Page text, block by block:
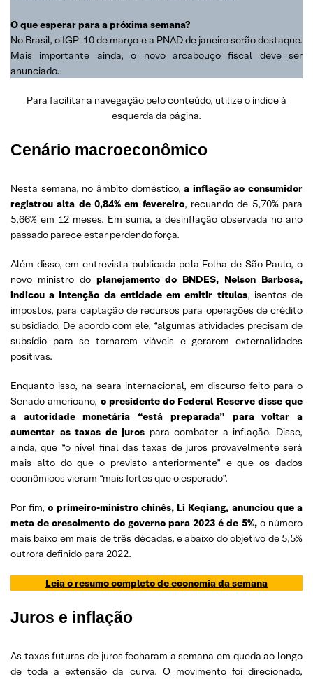
O que esperar para a próxima semana?
No Brasil, o IGP-10 de março e a PNAD de janeiro serão destaque.
Mais importante ainda, o novo arcabouço fiscal deve ser
anunciado.
Para facilitar a navegação pelo conteúdo, utilize o índice à
esquerda da página.
Cenário macroeconômico
Nesta semana, no âmbito doméstico,a inflação ao consumidor
registrou alta de 0,84% em fevereiro, recuando de 5,70% para
5,66% em 12 meses. Em suma, a desinflação observada no ano
passado parece estar perdendo força.
Além disso, em entrevista publicada pela Folha de São Paulo, o
novo ministro do planejamento do BNDES, Nelson Barbosa,
indicou a intenção da entidade em emitir títulos, isentos de
impostos, para captação de recursos para operações de crédito
subsidiado. De acordo com ele, “algumas atividades precisam de
subsídio para se tornarem viáveis ​​e gerarem externalidades
positivas.
Enquanto isso, na seara internacional, em discurso feito para o
Senado americano, o presidente do Federal Reserve disse que
a autoridade monetária “está preparada” para voltar a
aumentar as taxas de juros para combater a inflação. Disse,
ainda, que “o nível final das taxas de juros provavelmente será
mais alto do que o previsto anteriormente” e que os dados
econômicos vieram “mais fortes que o esperado”.
Por fim,o primeiro-ministro chinês, Li Keqiang, anunciou que a
meta de crescimento do governo para 2023 é de 5%,o número
mais baixo em mais de três décadas, e abaixo do objetivo de 5,5%
outrora definido para 2022.
Leia o resumo completo de economia da semana
Juros e inflação
As taxas futuras de juros fecharam a semana em queda ao longo
de toda a extensão da curva. O movimento foi direcionado,